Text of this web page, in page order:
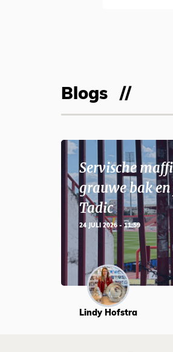
Blogs
Servische
grauwe bak
Tadic
24 JULI 2026 - 11:59
Lindy Hofstra